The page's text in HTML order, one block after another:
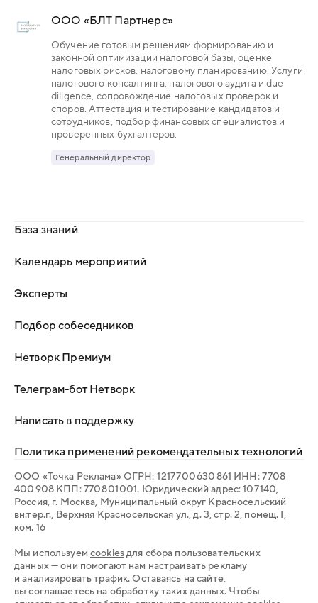
ООО «БЛТ Партнерс»
Обучение готовым решениям формированию и
законной оптимизации налоговой базы, оценке
налоговых рисков, налоговому планированию. Услуги
налогового консалтинга, налогового аудита и due
diligence, сопровождение налоговых проверок и
споров. Аттестация и тестирование кандидатов и
сотрудников, подбор финансовых специалистов и
проверенных бухгалтеров.
Генеральный директор
База знаний
Календарь мероприятий
Эксперты
Подбор собеседников
Нетворк Премиум
Телеграм-бот Нетворк
Написать в поддержку
Политика применений рекомендательных технологий
ООО «Точка Реклама» ОГРН: 1 217 700 630 861 ИНН: 7 708
400 908 КПП: 770 801 001. Юридический адрес: 107 140,
Россия, г. Москва, Муниципальный округ Красносельский
вн.тер.г., Верхняя Красносельская ул., д. 3, стр. 2, помещ. I,
ком. 16
Мы используем cookiesдля сбора пользовательских
данных — они помогают нам настраивать рекламу
и анализировать трафик. Оставаясь на сайте,
вы соглашаетесь на обработку таких данных. Чтобы